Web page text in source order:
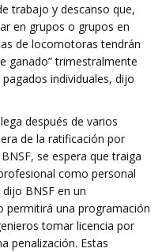
trabajo y descanso que,
en grupos o grupos en
de locomotoras tendrán
ganado” trimestralmente
individuales, dijo
después de varios
de la ratificación por
se espera que traiga
como personal
BNSF en un
permitirá una programación
tomar licencia por
penalización. Estas